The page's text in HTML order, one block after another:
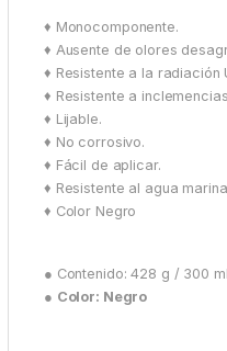
♦ Monocomponente.
♦ Ausente de olores
♦ Resistente a la radiación
♦ Resistente a
♦ Lijable.
♦ No corrosivo.
♦ Fácil de aplicar.
♦ Resistente al agua
♦ Color Negro
● Contenido: 428 g / 300 ml
● Color: Negro